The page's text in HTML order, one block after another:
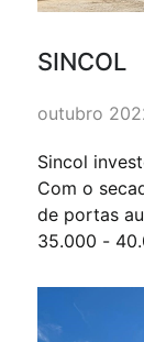
SINCOL
outubro
Sincol
Com o
de portas
35.000 -